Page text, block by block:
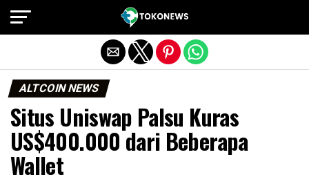
ALTCOIN NEWS
Situs Uniswap Palsu Kuras
US$400.000 dari Beberapa
Wallet
Exit mobile version